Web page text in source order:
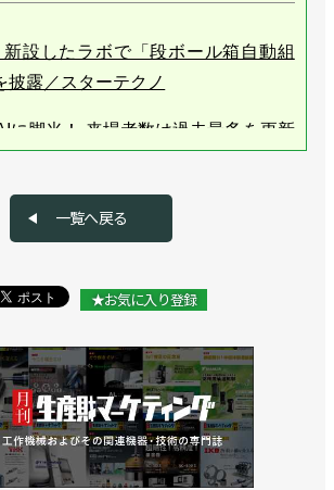
設したラボで「段ボール箱自動組
披露／スターテクノ
に脚光！ 来場者数は過去最多を更新
に脚光！ 来場者数は過去最多を更新
ボットテクノロジージャパン2026
vol.9]RTJは絶好のチャンス、
拓を／中部地域SIer連携会 瀬川裕史
。協業で新たな道を切り開く／スタ
クノロジージャパン2026」の出展受
一覧へ戻る
★お気に入り登録